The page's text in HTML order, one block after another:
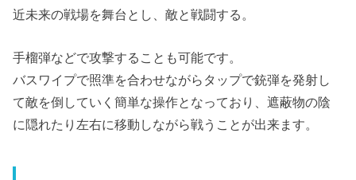
近未来の戦場を舞台とし、敵と戦闘する。
手榴弾などで攻撃することも可能です。
バスワイプで照準を合わせながらタップで銃弾を発射し
て敵を倒していく簡単な操作となっており、遮蔽物の陰
に隠れたり左右に移動しながら戦うことが出来ます。